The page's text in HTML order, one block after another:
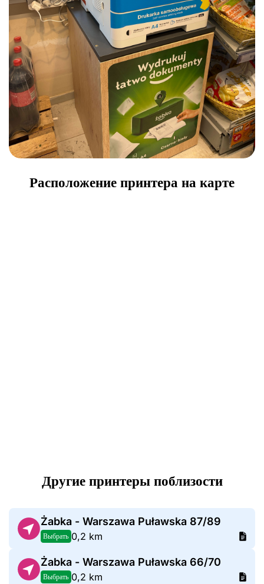
Расположение принтера на карте
Другие принтеры поблизости
Żabka - Warszawa Puławska 87/89
Выбрать 0,2 km
Żabka - Warszawa Puławska 66/70
Выбрать 0,2 km